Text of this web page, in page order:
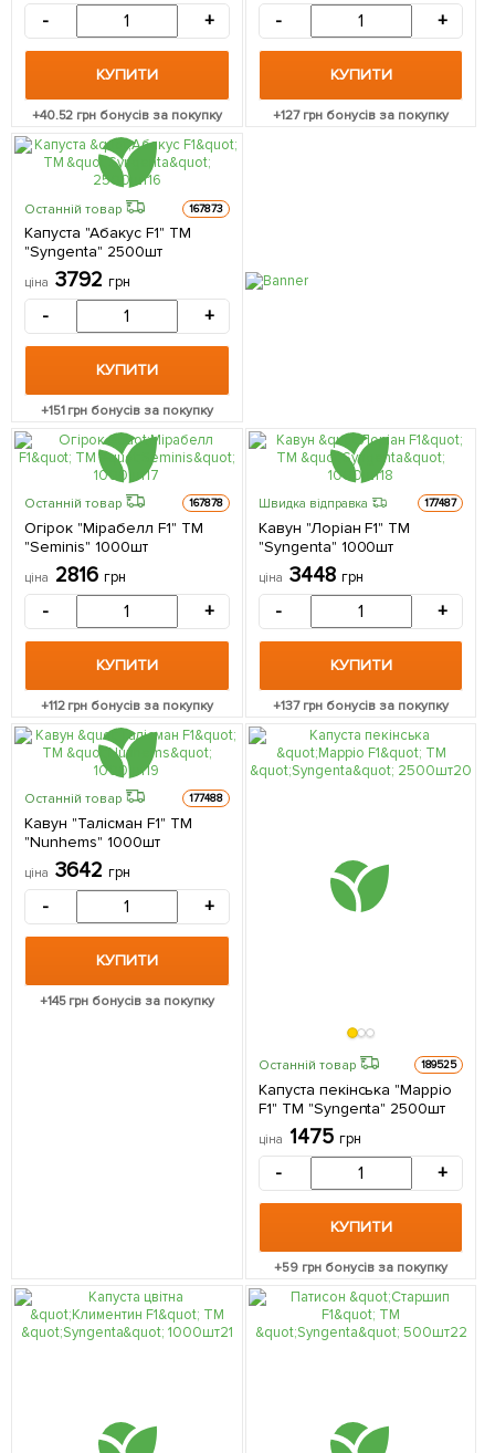
- +
КУПИТИ
+40.52 грн бонусів за покупку
- +
КУПИТИ
+127грн бонусів за покупку
Останній товар 167873
Капуста "Абакус F1" ТМ
"Syngenta" 2500шт
ціна 3792 грн
- +
КУПИТИ
+151грн бонусів за покупку
Останній товар 167878
Огірок "Мірабелл F1" ТМ
"Seminis" 1000шт
ціна 2816 грн
- +
КУПИТИ
+112грн бонусів за покупку
Швидка відправка 177487
Кавун "Лоріан F1" ТМ
"Syngenta" 1000шт
ціна 3448 грн
- +
КУПИТИ
+137грн бонусів за покупку
Останній товар 177488
Кавун "Талісман F1" ТМ
"Nunhems" 1000шт
ціна 3642 грн
- +
КУПИТИ
+145грн бонусів за покупку
Останній товар 189525
Капуста пекінська "Марріо
F1" ТМ "Syngenta" 2500шт
ціна 1475 грн
- +
КУПИТИ
+59 грн бонусів за покупку